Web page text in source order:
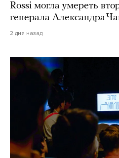
Rossi могла умереть
генерала Александра
2 дня назад